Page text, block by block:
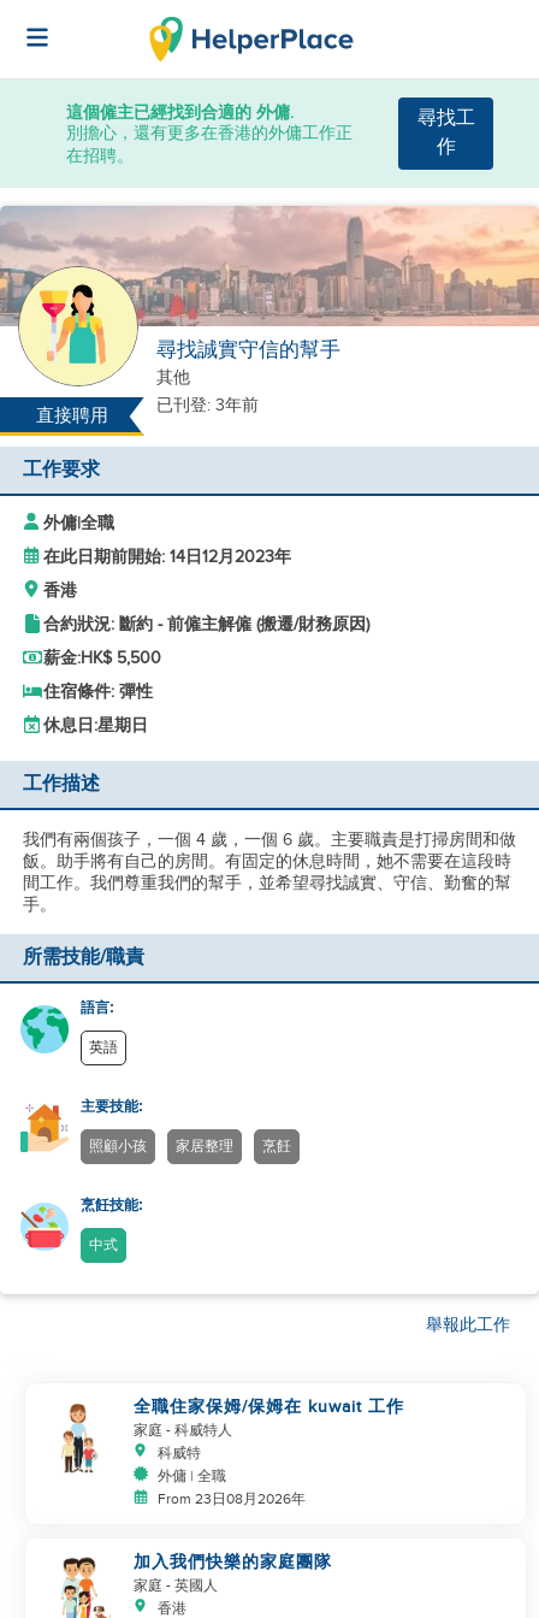
這個僱主已經找到合適的 外傭.
別擔心，還有更多在香港的外傭工作正
在招聘。
尋找工
作
直接聘用
尋找誠實守信的幫手
其他
已刊登: 3年前
工作要求
外傭|全職
在此日期前開始: 14日12月2023年
香港
合約狀況: 斷約 - 前僱主解僱 (搬遷/財務原因)
薪金:HK$ 5,500
住宿條件: 彈性
休息日:星期日
工作描述
我們有兩個孩子，一個 4 歲，一個 6 歲。主要職責是打掃房間和做
飯。助手將有自己的房間。有固定的休息時間，她不需要在這段時
間工作。我們尊重我們的幫手，並希望尋找誠實、守信、勤奮的幫
手。
所需技能/職責
語言:
英語
主要技能:
照顧小孩 家居整理 烹飪
烹飪技能:
中式
舉報此工作
全職住家保姆/保姆在 kuwait 工作
家庭 - 科威特人
科威特
外傭 | 全職
From 23日08月2026年
加入我們快樂的家庭團隊
家庭 - 英國人
香港